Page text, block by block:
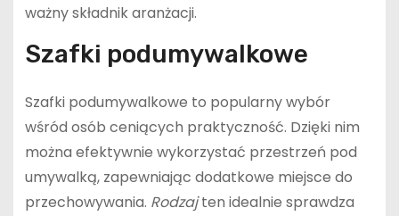
ważny składnik aranżacji.
Szafki podumywalkowe
Szafki podumywalkowe to popularny wybór
wśród osób ceniących praktyczność. Dzięki nim
można efektywnie wykorzystać przestrzeń pod
umywalką, zapewniając dodatkowe miejsce do
przechowywania. Rodzajten idealnie sprawdza